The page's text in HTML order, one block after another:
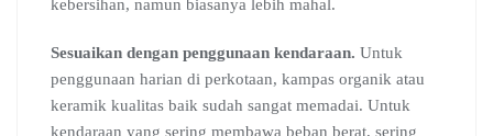
kebersihan, namun biasanya lebih mahal.
Sesuaikan dengan penggunaan kendaraan. Untuk
penggunaan harian di perkotaan, kampas organik atau
keramik kualitas baik sudah sangat memadai. Untuk
kendaraan yang sering membawa beban berat, sering